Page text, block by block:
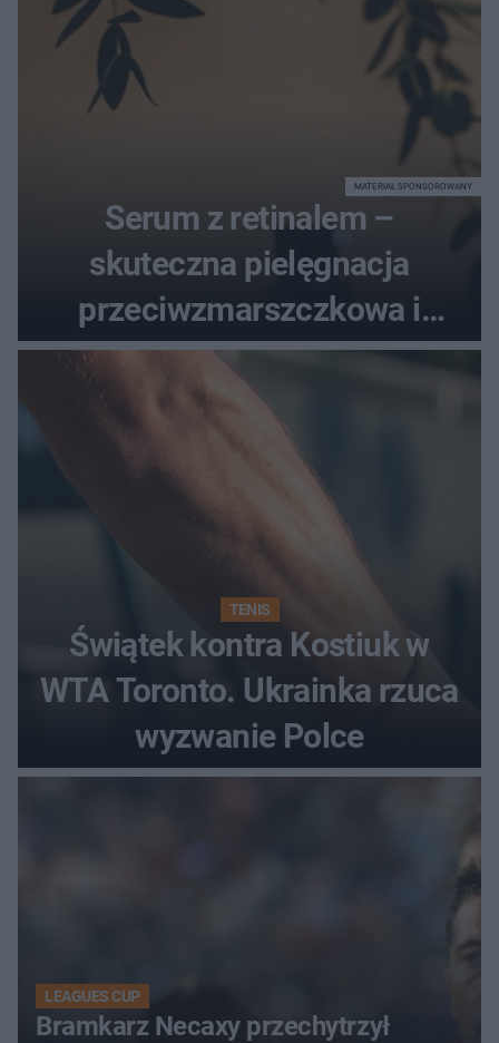
Serum z retinalem –
skuteczna pielęgnacja
przeciwzmarszczkowa i
regenerująca
MATERIAŁ SPONSOROWANY
TENIS
Świątek kontra Kostiuk w
WTA Toronto. Ukrainka rzuca
wyzwanie Polce
LEAGUES CUP
Bramkarz Necaxy przechytrzył